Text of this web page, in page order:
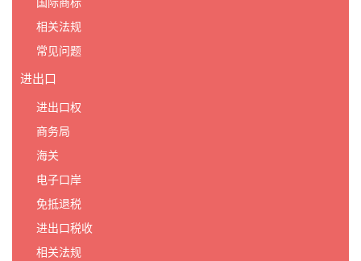
相关法规
常见问题
进出口
进出口权
商务局
海关
电子口岸
免抵退税
进出口税收
相关法规